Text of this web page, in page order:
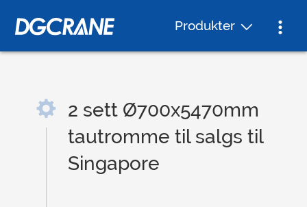
Produkter
2 sett Ø700x5470mm
tautromme til salgs til
Singapore